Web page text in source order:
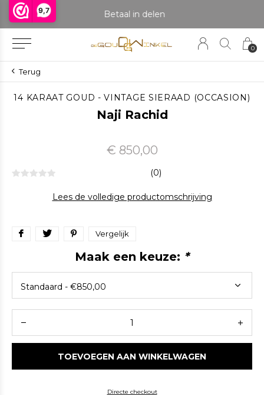
9,7
0
Betaal in delen
Terug
14 KARAAT GOUD - VINTAGE SIERAAD (OCCASION)
Naji Rachid
€ 850,00
(0)
Lees de volledige productomschrijving
Vergelijk
Maak een keuze: *
TOEVOEGEN AAN WINKELWAGEN
Directe checkout